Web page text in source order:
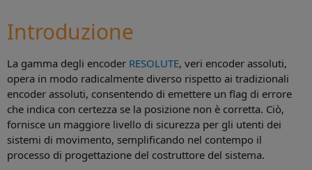
Introduzione
La gamma degli encoder RESOLUTE, veri encoder assoluti,
opera in modo radicalmente diverso rispetto ai tradizionali
encoder assoluti, consentendo di emettere un flag di errore
che indica con certezza se la posizione non è corretta. Ciò,
fornisce un maggiore livello di sicurezza per gli utenti dei
sistemi di movimento, semplificando nel contempo il
processo di progettazione del costruttore del sistema.